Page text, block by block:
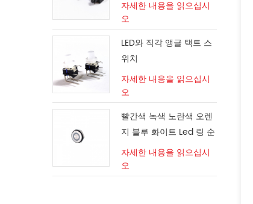
자세한 내용을 읽으십시
오
LED와 직각 앵글 택트 스
위치
자세한 내용을 읽으십시
오
빨간색 녹색 노란색 오렌
지 블루 화이트 Led 링 순
간 스위치
자세한 내용을 읽으십시
오